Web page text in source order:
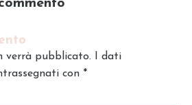
verrà pubblicato. I dati
con *